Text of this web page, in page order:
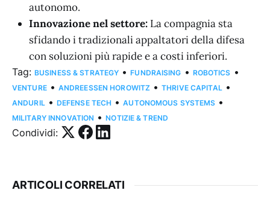
autonomo.
Innovazione nel settore: La compagnia sta
sfidando i tradizionali appaltatori della difesa
con soluzioni più rapide e a costi inferiori.
Tag: BUSINESS & STRATEGY • FUNDRAISING • ROBOTICS •
VENTURE • ANDREESSEN HOROWITZ • THRIVE CAPITAL •
ANDURIL • DEFENSE TECH • AUTONOMOUS SYSTEMS •
MILITARY INNOVATION • NOTIZIE & TREND
Condividi:
ARTICOLI CORRELATI